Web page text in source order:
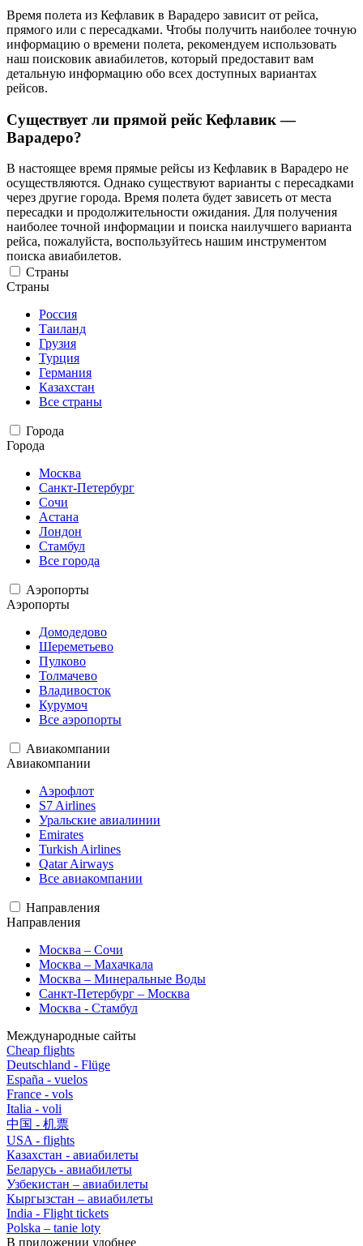
Время полета из Кефлавик в Варадеро зависит от рейса,
прямого или с пересадками. Чтобы получить наиболее точную
информацию о времени полета, рекомендуем использовать
наш поисковик авиабилетов, который предоставит вам
детальную информацию обо всех доступных вариантах
рейсов.
Существует ли прямой рейс Кефлавик —
Варадеро?
В настоящее время прямые рейсы из Кефлавик в Варадеро не
осуществляются. Однако существуют варианты с пересадками
через другие города. Время полета будет зависеть от места
пересадки и продолжительности ожидания. Для получения
наиболее точной информации и поиска наилучшего варианта
рейса, пожалуйста, воспользуйтесь нашим инструментом
поиска авиабилетов.
Страны
Страны
Россия
Таиланд
Грузия
Турция
Германия
Казахстан
Все страны
Города
Города
Москва
Санкт-Петербург
Сочи
Астана
Лондон
Стамбул
Все города
Аэропорты
Аэропорты
Домодедово
Шереметьево
Пулково
Толмачево
Владивосток
Курумоч
Все аэропорты
Авиакомпании
Авиакомпании
Аэрофлот
S7 Airlines
Уральские авиалинии
Emirates
Turkish Airlines
Qatar Airways
Все авиакомпании
Направления
Направления
Москва – Сочи
Москва – Махачкала
Москва – Минеральные Воды
Санкт-Петербург – Москва
Москва - Стамбул
Международные сайты
Cheap flights
Deutschland - Flüge
España - vuelos
France - vols
Italia - voli
中国 - 机票
USA - flights
Казахстан - авиабилеты
Беларусь - авиабилеты
Узбекистан – авиабилеты
Кыргызстан – авиабилеты
India - Flight tickets
Polska – tanie loty
В приложении удобнее